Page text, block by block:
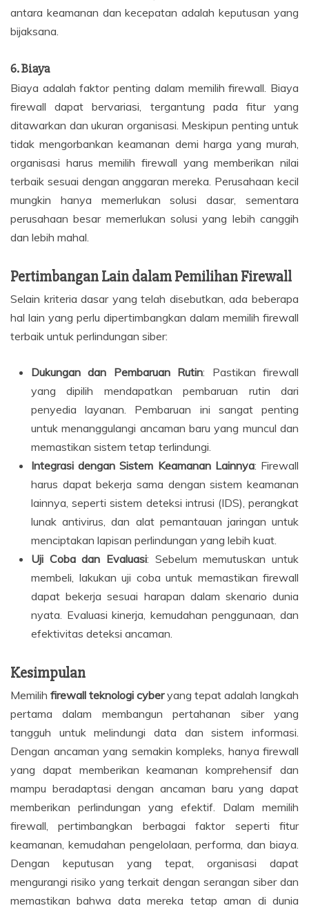
antara keamanan dan kecepatan adalah keputusan yang
bijaksana.
6.Biaya
Biaya adalah faktor penting dalam memilih firewall. Biaya
firewall dapat bervariasi, tergantung pada fitur yang
ditawarkan dan ukuran organisasi. Meskipun penting untuk
tidak mengorbankan keamanan demi harga yang murah,
organisasi harus memilih firewall yang memberikan nilai
terbaik sesuai dengan anggaran mereka. Perusahaan kecil
mungkin hanya memerlukan solusi dasar, sementara
perusahaan besar memerlukan solusi yang lebih canggih
dan lebih mahal.
Pertimbangan Lain dalam Pemilihan Firewall
Selain kriteria dasar yang telah disebutkan, ada beberapa
hal lain yang perlu dipertimbangkan dalam memilih firewall
terbaik untuk perlindungan siber:
Dukungan dan Pembaruan Rutin: Pastikan firewall
yang dipilih mendapatkan pembaruan rutin dari
penyedia layanan. Pembaruan ini sangat penting
untuk menanggulangi ancaman baru yang muncul dan
memastikan sistem tetap terlindungi.
Integrasi dengan Sistem Keamanan Lainnya: Firewall
harus dapat bekerja sama dengan sistem keamanan
lainnya, seperti sistem deteksi intrusi (IDS), perangkat
lunak antivirus, dan alat pemantauan jaringan untuk
menciptakan lapisan perlindungan yang lebih kuat.
Uji Coba dan Evaluasi: Sebelum memutuskan untuk
membeli, lakukan uji coba untuk memastikan firewall
dapat bekerja sesuai harapan dalam skenario dunia
nyata. Evaluasi kinerja, kemudahan penggunaan, dan
efektivitas deteksi ancaman.
Kesimpulan
Memilih firewall teknologi cyberyang tepat adalah langkah
pertama dalam membangun pertahanan siber yang
tangguh untuk melindungi data dan sistem informasi.
Dengan ancaman yang semakin kompleks, hanya firewall
yang dapat memberikan keamanan komprehensif dan
mampu beradaptasi dengan ancaman baru yang dapat
memberikan perlindungan yang efektif. Dalam memilih
firewall, pertimbangkan berbagai faktor seperti fitur
keamanan, kemudahan pengelolaan, performa, dan biaya.
Dengan keputusan yang tepat, organisasi dapat
mengurangi risiko yang terkait dengan serangan siber dan
memastikan bahwa data mereka tetap aman di dunia